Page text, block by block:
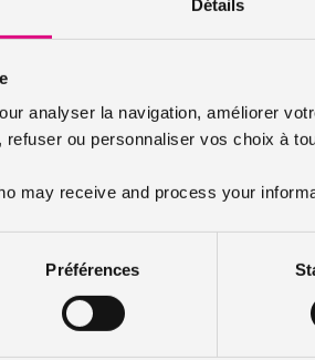
Détails
analyser la navigation, améliorer
ou personnaliser vos choix à
may receive and process your
Préférences
votre ancien véhicule pour l’achat
avez commandé une voiture sans
d’une voiturette, vous devez alors
par les concessionnaires ?
varie entre 7 900 € et 23 000 € pour les
un budget non négligeable. Aussi, si
des voitures classiques, vous pouvez
de l’achat pour débloquer les fonds
avec ceux de votre banque.